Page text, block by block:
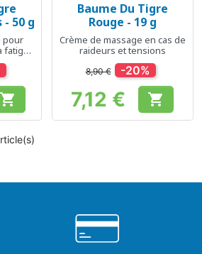
Nuque & Épaules - 50 g
pour

Aperçu rapide
Baume Du Tigre
Rouge - 19 g
Crème de massage en cas de
raideurs et tensions
8,90 € -20%
Prix
7,12 € 